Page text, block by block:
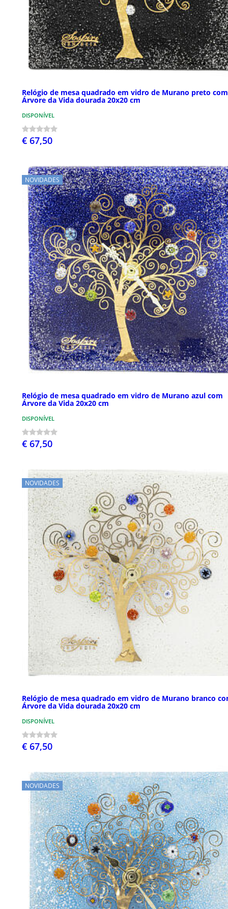
Relógio de mesa quadrado em vidro de Murano preto com
Árvore da Vida dourada 20x20 cm
DISPONÍVEL
€ 67,50
NOVIDADES
Relógio de mesa quadrado em vidro de Murano azul com
Árvore da Vida 20x20 cm
DISPONÍVEL
€ 67,50
NOVIDADES
Relógio de mesa quadrado em vidro de Murano branco
Árvore da Vida dourada 20x20 cm
DISPONÍVEL
€ 67,50
NOVIDADES